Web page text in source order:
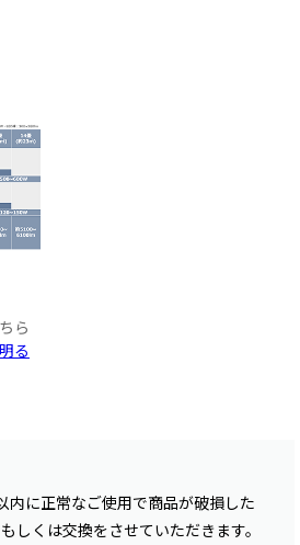
ら
明る
内に正常なご使用で商品が破損した
しくは交換をさせていただきます。